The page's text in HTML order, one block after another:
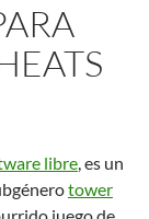
libre, es un
tower